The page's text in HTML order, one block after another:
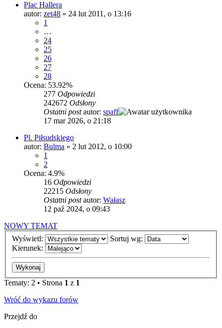
Plac Hallera
autor: zet48 » 24 lut 2011, o 13:16
1
…
24
25
26
27
28
Ocena: 53.92%
277 Odpowiedzi
242672 Odsłony
Ostatni postautor: spaff
17 mar 2026, o 21:18
Pl. Piłsudskiego
autor: Bulma » 2 lut 2012, o 10:00
1
2
Ocena: 4.9%
16 Odpowiedzi
22215 Odsłony
Ostatni postautor: Wałasz
12 paź 2024, o 09:43
NOWY TEMAT
Wyświetl:
Sortuj wg:
Kierunek:
Tematy: 2 • Strona 1 z 1
Wróć do wykazu forów
Przejdź do